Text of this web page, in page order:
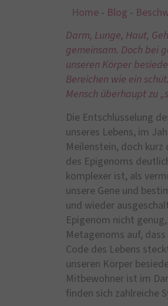
Home - Blog -
Darm, Lunge, Haut,
gemeinsam. Doch bei
unseren Körper
Bereichen wie ein
Mensch überhaupt zu
Die Entschlüsselung
unseres Lebens, im
Meilenstein, doch
des Epigenoms
komplexer ist, als
unsere Gene und
und wieder
Epigenom nicht
Metagenoms auf,
Code des Lebens
unseren Körper
Mitbewohner ist im
finden sich zahlreiche